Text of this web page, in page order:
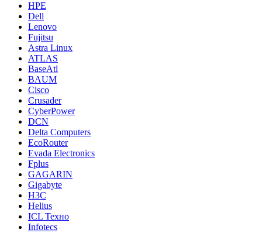
HPE
Dell
Lenovo
Fujitsu
Astra Linux
ATLAS
BaseAtl
BAUM
Cisco
Crusader
CyberPower
DCN
Delta Computers
EcoRouter
Evada Electronics
Fplus
GAGARIN
Gigabyte
H3C
Helius
ICL Техно
Infotecs